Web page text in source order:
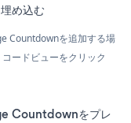
め込む
Countdownを追加する場
ードビューをクリック
Countdownをプレ